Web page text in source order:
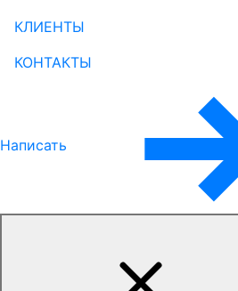
КЛИЕНТЫ
КОНТАКТЫ
Написать